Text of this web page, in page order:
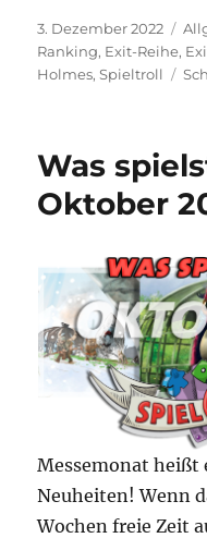
Veröffentlicht
am
3. Dezember 2022
Ranking, Exit-Reihe,
Holmes,Spieltroll
Was
Oktober
Messemonat
Neuheiten! Wenn
Wochen freie Zeit